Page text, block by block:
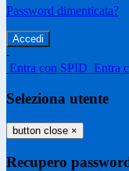
Password dimenticata?
-
Entra con SPID Entra
Seleziona utente
button close ×
Recupero